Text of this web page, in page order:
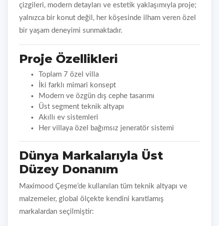
çizgileri, modern detayları ve estetik yaklaşımıyla proje;
yalnızca bir konut değil, her köşesinde ilham veren özel
bir yaşam deneyimi sunmaktadır.
Proje Özellikleri
Toplam 7 özel villa
İki farklı mimari konsept
Modern ve özgün dış cephe tasarımı
Üst segment teknik altyapı
Akıllı ev sistemleri
Her villaya özel bağımsız jeneratör sistemi
Dünya Markalarıyla Üst
Düzey Donanım
Maximood Çeşme’de kullanılan tüm teknik altyapı ve
malzemeler, global ölçekte kendini kanıtlamış
markalardan seçilmiştir: